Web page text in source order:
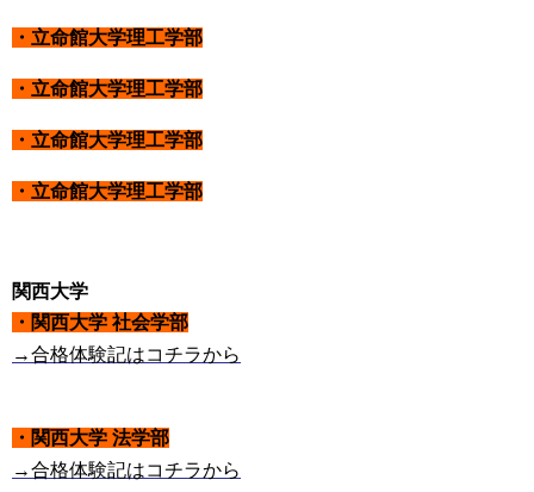
・立命館大学理工学部
・立命館大学理工学部
・立命館大学理工学部
・立命館大学理工学部
関西大学
・関西大学 社会学部
→合格体験記はコチラから
・関西大学 法学部
→合格体験記はコチラから